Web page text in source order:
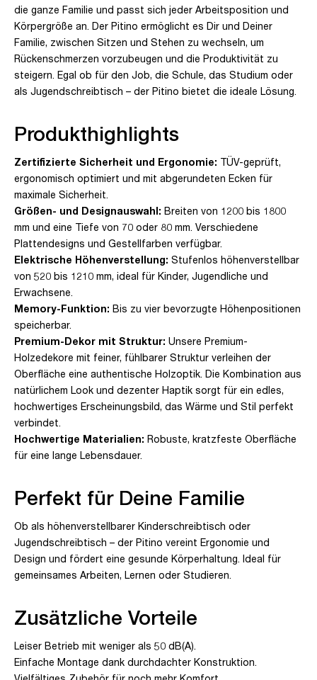
die ganze Familie und passt sich jeder Arbeitsposition und
Körpergröße an. Der Pitino ermöglicht es Dir und Deiner
Familie, zwischen Sitzen und Stehen zu wechseln, um
Rückenschmerzen vorzubeugen und die Produktivität zu
steigern. Egal ob für den Job, die Schule, das Studium oder
als Jugendschreibtisch – der Pitino bietet die ideale Lösung.
Produkthighlights
Zertifizierte Sicherheit und Ergonomie: TÜV-geprüft,
ergonomisch optimiert und mit abgerundeten Ecken für
maximale Sicherheit.
Größen- und Designauswahl: Breiten von 1200 bis 1800
mm und eine Tiefe von 70 oder 80 mm. Verschiedene
Plattendesigns und Gestellfarben verfügbar.
Elektrische Höhenverstellung: Stufenlos höhenverstellbar
von 520 bis 1210 mm, ideal für Kinder, Jugendliche und
Erwachsene.
Memory-Funktion: Bis zu vier bevorzugte Höhenpositionen
speicherbar.
Premium-Dekor mit Struktur: Unsere Premium-
Holzedekore mit feiner, fühlbarer Struktur verleihen der
Oberfläche eine authentische Holzoptik. Die Kombination aus
natürlichem Look und dezenter Haptik sorgt für ein edles,
hochwertiges Erscheinungsbild, das Wärme und Stil perfekt
verbindet.
Hochwertige Materialien: Robuste, kratzfeste Oberfläche
für eine lange Lebensdauer.
Perfekt für Deine Familie
Ob als höhenverstellbarer Kinderschreibtisch oder
Jugendschreibtisch – der Pitino vereint Ergonomie und
Design und fördert eine gesunde Körperhaltung. Ideal für
gemeinsames Arbeiten, Lernen oder Studieren.
Zusätzliche Vorteile
Leiser Betrieb mit weniger als 50 dB(A).
Einfache Montage dank durchdachter Konstruktion.